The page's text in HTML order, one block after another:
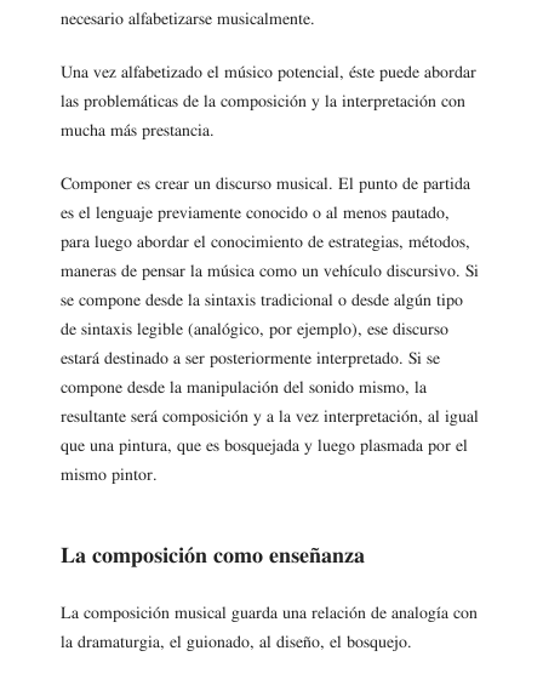
necesario alfabetizarse musicalmente.
Una vez alfabetizado el músico potencial, éste puede abordar
las problemáticas de la composición y la interpretación con
mucha más prestancia.
Componer es crear un discurso musical. El punto de partida
es el lenguaje previamente conocido o al menos pautado,
para luego abordar el conocimiento de estrategias, métodos,
maneras de pensar la música como un vehículo discursivo. Si
se compone desde la sintaxis tradicional o desde algún tipo
de sintaxis legible (analógico, por ejemplo), ese discurso
estará destinado a ser posteriormente interpretado. Si se
compone desde la manipulación del sonido mismo, la
resultante será composición y a la vez interpretación, al igual
que una pintura, que es bosquejada y luego plasmada por el
mismo pintor.
La composición como enseñanza
La composición musical guarda una relación de analogía con
la dramaturgia, el guionado, al diseño, el bosquejo.